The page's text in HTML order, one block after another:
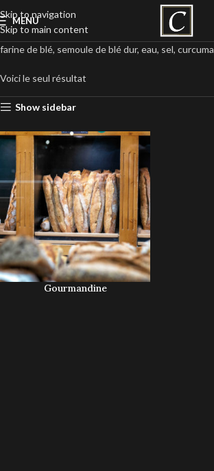
Skip to navigation
Skip to main content
MENU
farine de blé, semoule de blé dur, eau, sel, curcuma
Voici le seul résultat
Show sidebar
Gourmandine